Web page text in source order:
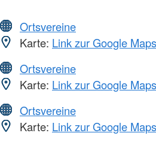
Ortsvereine
Karte: Link zur Google
Ortsvereine
Karte: Link zur Google
Ortsvereine
Karte: Link zur Google